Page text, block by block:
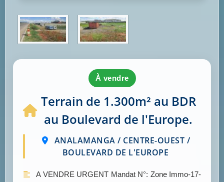
à vendre
Terrain de 1.300m² au BDR
au Boulevard de l'Europe.
ANALAMANGA / CENTRE-OUEST /
BOULEVARD DE L'EUROPE
A VENDRE URGENT Mandat N°: Zone Immo-17-